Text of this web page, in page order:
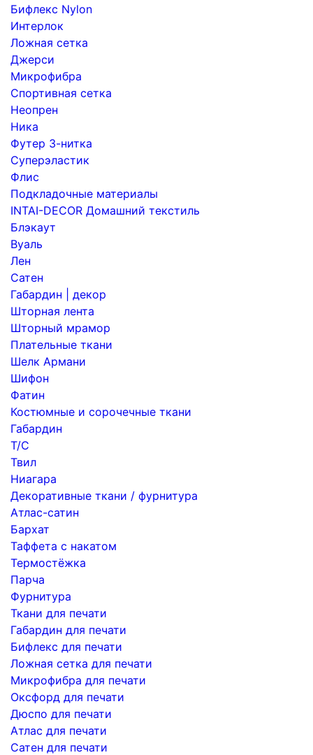
Бифлекс Nylon
Интерлок
Ложная сетка
Джерси
Микрофибра
Спортивная сетка
Неопрен
Ника
Футер 3-нитка
Суперэластик
Флис
Подкладочные материалы
INTAI-DECOR Домашний текстиль
Блэкаут
Вуаль
Лен
Сатен
Габардин | декор
Шторная лента
Шторный мрамор
Плательные ткани
Шелк Армани
Шифон
Фатин
Костюмные и сорочечные ткани
Габардин
Т/С
Твил
Ниагара
Декоративные ткани / фурнитура
Атлас-сатин
Бархат
Таффета с накатом
Термостёжка
Парча
Фурнитура
Ткани для печати
Габардин для печати
Бифлекс для печати
Ложная сетка для печати
Микрофибра для печати
Оксфорд для печати
Дюспо для печати
Атлас для печати
Сатен для печати